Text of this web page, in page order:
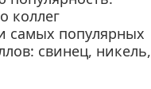
коллег
самых популярных
свинец, никель,